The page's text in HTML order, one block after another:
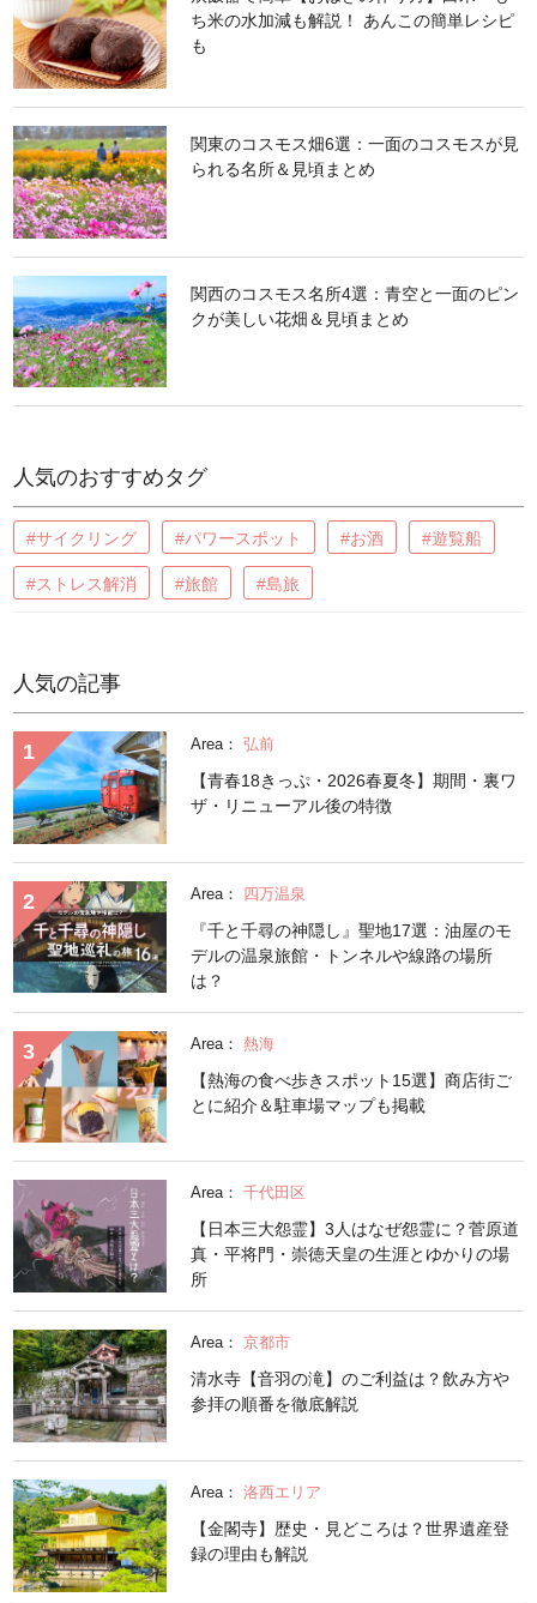
ち米の水加減も解説！ あんこの簡単レシピ
も
関東のコスモス畑6選：一面のコスモスが見
られる名所＆見頃まとめ
関西のコスモス名所4選：青空と一面のピン
クが美しい花畑＆見頃まとめ
人気のおすすめタグ
#サイクリング #パワースポット #お酒 #遊覧船
#ストレス解消 #旅館 #島旅
人気の記事
Area： 弘前
【青春18きっぷ・2026春夏冬】期間・裏ワ
ザ・リニューアル後の特徴
Area： 四万温泉
『千と千尋の神隠し』聖地17選：油屋のモ
デルの温泉旅館・トンネルや線路の場所
は？
Area： 熱海
【熱海の食べ歩きスポット15選】商店街ご
とに紹介＆駐車場マップも掲載
Area： 千代田区
【日本三大怨霊】3人はなぜ怨霊に？菅原道
真・平将門・崇徳天皇の生涯とゆかりの場
所
Area： 京都市
清水寺【音羽の滝】のご利益は？飲み方や
参拝の順番を徹底解説
Area： 洛西エリア
【金閣寺】歴史・見どころは？世界遺産登
録の理由も解説